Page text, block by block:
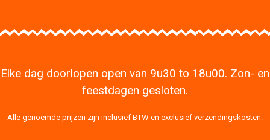
Elke dag doorlopen open van 9u30 to 18u00. Zon- en
feestdagen gesloten.
Alle genoemde prijzen zijn inclusief BTW en exclusief verzendingskosten.